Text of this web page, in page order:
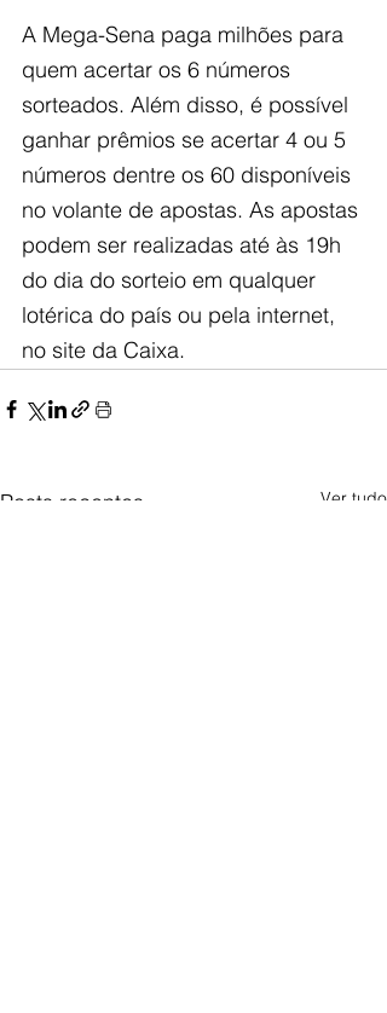
A Mega-Sena paga milhões para
quem acertar os 6 números
sorteados. Além disso, é possível
ganhar prêmios se acertar 4 ou 5
números dentre os 60 disponíveis
no volante de a​postas. As apostas
podem ser realizadas até às 19h
do dia do sorteio em qualquer
lotérica do país ou pela internet,
no site da Caixa.
Posts recentes Ver tudo